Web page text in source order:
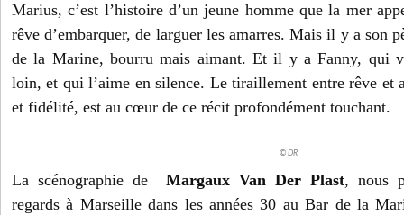
Marius, c’est l’histoire d’un jeune homme que la mer
rêve d’embarquer, de larguer les amarres. Mais il y a son
de la Marine, bourru mais aimant. Et il y a Fanny, qui
loin, et qui l’aime en silence. Le tiraillement entre rêve et
et fidélité, est au cœur de ce récit profondément touchant.
© DR
La scénographie de Margaux Van Der Plast, nous
regards à Marseille dans les années 30 au Bar de la